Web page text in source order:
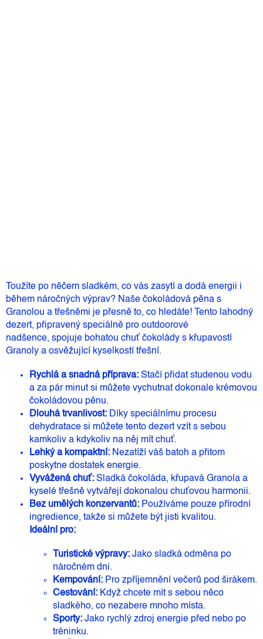
Toužíte po něčem sladkém, co vás zasytí a dodá energii i
během náročných výprav? Naše čokoládová pěna s
Granolou a třešněmi je přesně to, co hledáte! Tento lahodný
dezert, připravený speciálně pro outdoorové
nadšence, spojuje bohatou chuť čokolády s křupavostí
Granoly a osvěžující kyselkostí třešní.
Rychlá a snadná příprava: Stačí přidat studenou vodu
a za pár minut si můžete vychutnat dokonale krémovou
čokoládovou pěnu.
Dlouhá trvanlivost: Díky speciálnímu procesu
dehydratace si můžete tento dezert vzít s sebou
kamkoliv a kdykoliv na něj mít chuť.
Lehký a kompaktní: Nezatíží váš batoh a přitom
poskytne dostatek energie.
Vyvážená chuť: Sladká čokoláda, křupavá Granola a
kyselé třešně vytvářejí dokonalou chuťovou harmonii.
Bez umělých konzervantů: Používáme pouze přírodní
ingredience, takže si můžete být jisti kvalitou.
Ideální pro:
Turistické výpravy: Jako sladká odměna po
náročném dni.
Kempování: Pro zpříjemnění večerů pod širákem.
Cestování: Když chcete mít s sebou něco
sladkého, co nezabere mnoho místa.
Sporty: Jako rychlý zdroj energie před nebo po
tréninku.